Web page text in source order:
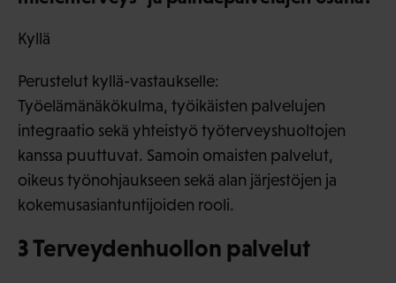
Kyllä
Perustelut kyllä-vastaukselle:
Työelämänäkökulma, työikäisten palvelujen
integraatio sekä yhteistyö työterveyshuoltojen
kanssa puuttuvat. Samoin omaisten palvelut,
oikeus työnohjaukseen sekä alan järjestöjen ja
kokemusasiantuntijoiden rooli.
3 Terveydenhuollon palvelut